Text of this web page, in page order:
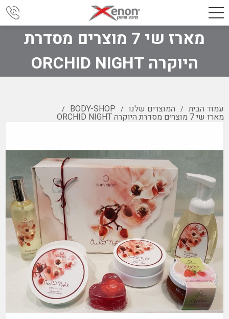
מארז שי 7 מוצרים מסדרת
היוקרה ORCHID NIGHT
עמוד הבית / המוצרים שלנו /
BODY-SHOP
/
מארז שי 7 מוצרים מסדרת היוקרה ORCHID NIGHT